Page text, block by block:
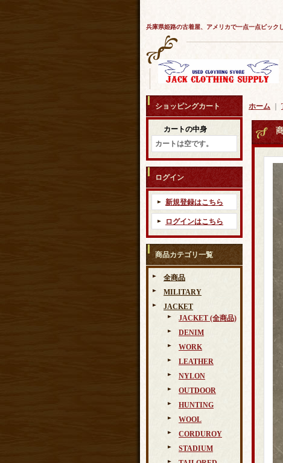
兵庫県姫路の古着屋、アメリカで一点一点ピック
ショッピングカート
カートの中身
カートは空です。
ログイン
新規登録はこちら
ログインはこちら
商品カテゴリ一覧
全商品
MILITARY
JACKET
JACKET (全商品)
DENIM
WORK
LEATHER
NYLON
OUTDOOR
HUNTING
WOOL
CORDUROY
STADIUM
ホーム